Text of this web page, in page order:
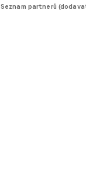
Seznam partnerů